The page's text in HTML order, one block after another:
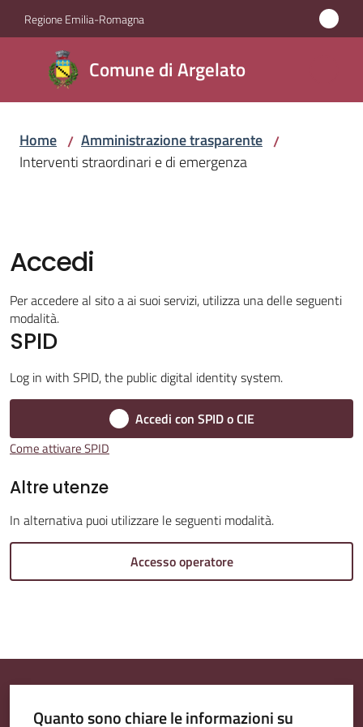
Vai al contenuto
Vai alla navigazione
Vai al footer
Regione Emilia-Romagna
Comune di Argelato
Comune
di
Argelato
Servizi
Vivere
Argelato
Amministrazione
Menu selezionato
Tutti
Home / Amministrazione trasparente /
Interventi straordinari e di emergenza
Accedi
Per accedere al sito a ai suoi servizi, utilizza una delle seguenti
modalità.
SPID
Log in with SPID, the public digital identity system.
Accedi con SPID o CIE
Come attivare SPID
Altre utenze
In alternativa puoi utilizzare le seguenti modalità.
Accesso operatore
Quanto sono chiare le informazioni su